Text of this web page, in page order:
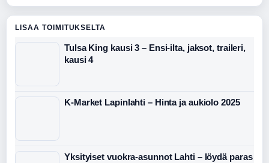
LISAA TOIMITUKSELTA
Tulsa King kausi 3 – Ensi-ilta, jaksot, traileri,
kausi 4
K-Market Lapinlahti – Hinta ja aukiolo 2025
Yksityiset vuokra-asunnot Lahti – löydä paras